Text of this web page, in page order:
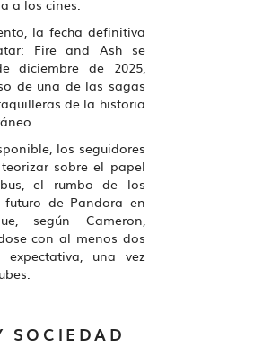
a los cines.
la fecha definitiva
Fire and Ash se
diciembre de 2025,
de una de las sagas
de la historia
los seguidores
sobre el papel
el rumbo de los
de Pandora en
según Cameron,
con al menos dos
una vez
SOCIEDAD
SALDA ADEUDO FISCAL;
CONTINUIDAD EN
DE GRUPO ELEKTRA
Mar 04, 2026